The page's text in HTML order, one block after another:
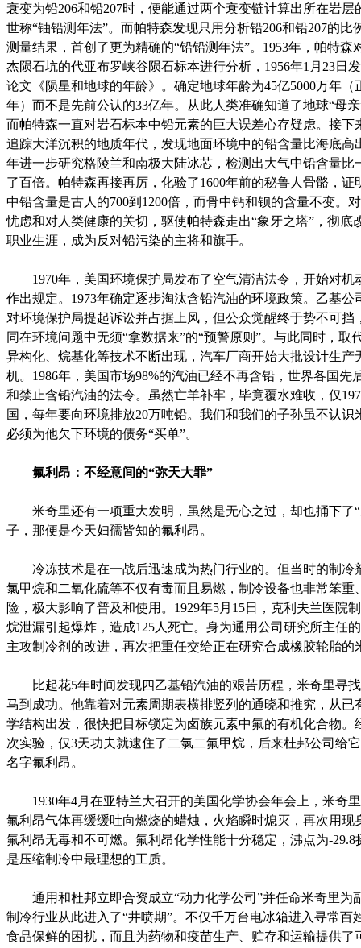
衰变为铅206和铅207时，便能通过两个衰变链计算出所在岩层
世称“铀铅测年法”。而帕特森发现只用分析铅206和铅207的比
测量结果，首创了更为精确的“铅铅测年法”。1953年，帕特森
杰陨石坑的代亚布罗峡谷陨石标本进行分析，1956年1月23日
论文《陨星和地球的年龄》。确定地球年龄为45亿5000万年（
年）而不是先前公认的33亿年。从此人类准确知道了地球“母亲
而帕特森一直对岩石标本中铅元素的巨大误差心存疑虑。接下
追踪大洋沉积的地质年代，发现地面环境中的铅含量比海底高
年进一步研究格陵兰和南极大陆冰芯，检测出大气中铅含量比
了百倍。帕特森再接再厉，化验了1600年前的秘鲁人骨骼，证
中铅含量是古人的700到1200倍，而骨中钙和钡的含量不变。
忧虑和对人类健康的关切，驱使帕特森走出“象牙之塔”，彻底
职业生涯，成为反对铅污染的主将和旗手。
1970年，美国环境保护局发布了空气清洁法令，开始对机
作出规定。1973年确定逐步淘汰含铅汽油的环境政策。乙基公
对环境保护局提起诉讼并占据上风，但公众觉醒终于势不可挡
同在环境问题中无须“拿数据来”的“预警原则”。与此同时，取
异构化、烷基化等技术不断出现，汽车厂商开始大批设计生产
机。1986年，美国市场98%的汽油已经不再含铅，世界各国先
和禁止含铅汽油的法令。虽然亡羊补牢，毕竟覆水难收，仅
国，每年要向环境排放20万吨铅。我们和我们的子孙虽不认识
必须为他欠下环境的债务“买单”。
氟利昂：不经意间的“弥天大罪”
米奇里还有一项重大发明，虽然是无心之过，却也捅下了“
子，那便是今天妇孺皆知的氟利昂。
冷冻技术是在一战后迅速成为热门行业的。但当时的制冷
氯甲烷和二氧化硫等不仅有毒而且易燃，制冷设备也非常笨重
险，极大影响了普及和使用。1929年5月15日，克利夫兰医院
烷泄漏引起爆炸，造成125人死亡。身为通用公司研究所主任
主攻制冷剂的改进，再次把重任交给正在研究合成橡胶轮胎的
比起花5年时间发现四乙基铅汽油的艰苦历程，米奇里寻
马到成功。他靠着对元素周期表横排竖列的通晓和推究，从已
学结构出发，很快把目标锁定为卤族元素中氟的有机化合物。
次实验，仅3天功夫就逮住了二氯二氟甲烷，后来杜邦公司给
名字氟利昂。
1930年4月在亚特兰大召开的美国化学协会年会上，米奇
氟利昂气体再缓缓吐向燃烧的蜡烛，火焰瞬时熄灭，再次用现
氟利昂无毒和不可燃。氟利昂化学性能十分稳定，沸点为-29.8
是压缩制冷中最理想的工质。
通用和杜邦立即合资成立“动力化学公司”并任命米奇里为
制冷行业从此进入了“井喷期”。不仅千万台电冰箱进入寻常百
食品保鲜的困扰，而且为药物和疫苗生产、贮存和运输提供了